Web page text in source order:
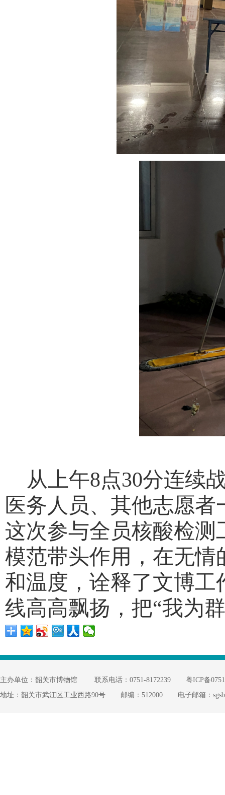
从上午8点30分连续
医务人员、其他志愿
这次参与全员核酸检
模范带头作用，在无
和温度，诠释了文博工
线高高飘扬，把“我为
主办单位：韶关市博物馆 联系电话：0751-8172239
粤ICP备
地址：韶关市武江区工业西路90号
邮编：512000 电子邮箱：